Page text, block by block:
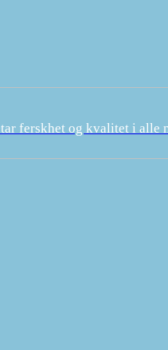
ferskhet og kvalitet i alle